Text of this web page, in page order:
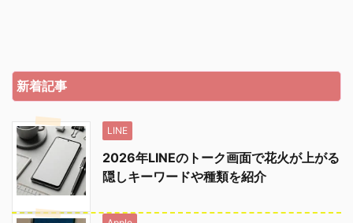
新着記事
LINE
2026年LINEのトーク画面で花火が上がる
隠しキーワードや種類を紹介